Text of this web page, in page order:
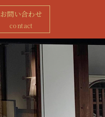
お問い合わせ
contact